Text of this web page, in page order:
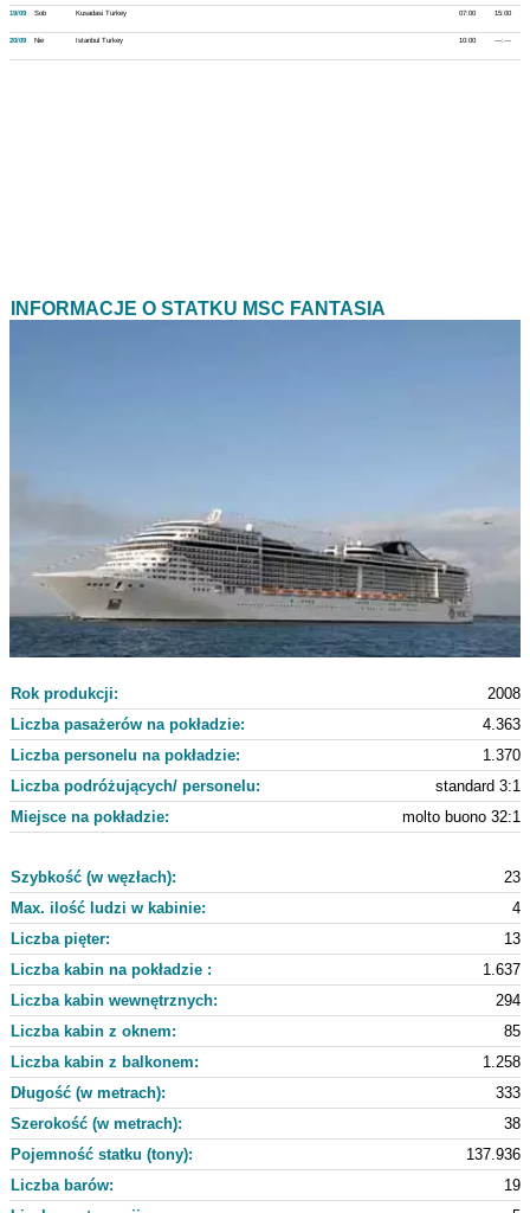
15:00
07:00
19/09 Sob Kusadasi Turkey
---:---
10:00
20/09 Nie Istanbul Turkey
INFORMACJE O STATKU MSC FANTASIA
Rok produkcji:
2008
Liczba pasażerów na pokładzie:
4.363
Liczba personelu na pokładzie:
1.370
Liczba podróżujących/ personelu:
standard 3:1
Miejsce na pokładzie:
molto buono 32:1
23
Szybkość (w węzłach):
4
Max. ilość ludzi w kabinie:
Liczba pięter:
13
Liczba kabin na pokładzie :
1.637
Liczba kabin wewnętrznych:
294
Liczba kabin z oknem:
85
Liczba kabin z balkonem:
1.258
Długość (w metrach):
333
Szerokość (w metrach):
38
Pojemność statku (tony):
137.936
Liczba barów:
19